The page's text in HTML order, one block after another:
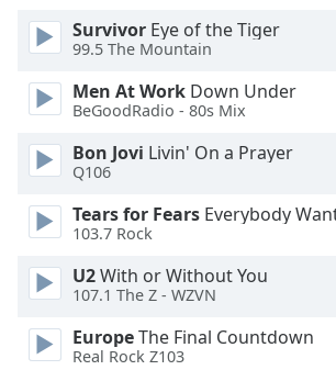
close
window.
Color
Opacity
Background
Color
Survivor Eye of the Tiger
99.5 The Mountain
Men At Work Down Under
BeGoodRadio - 80s Mix
Bon Jovi Livin' On a Prayer
Q106
Tears for Fears Everybody Wants
103.7 Rock
U2With or Without You
107.1 The Z - WZVN
EuropeThe Final Countdown
Real Rock Z103